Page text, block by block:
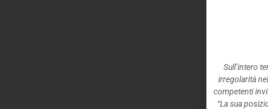
Sull’intero
irregolarità
competenti
“La sua